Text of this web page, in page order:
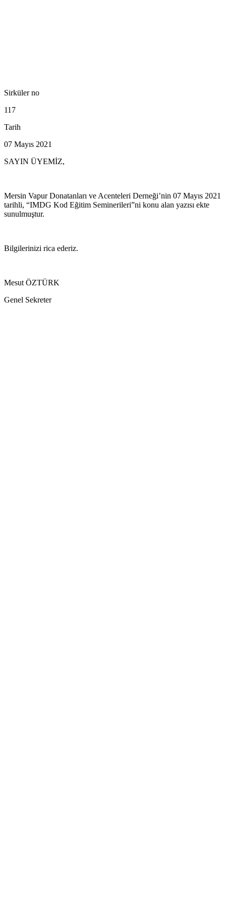
Sirküler no
117
Tarih
07 Mayıs 2021
SAYIN ÜYEMİZ,
Mersin Vapur Donatanları ve Acenteleri Derneği’nin 07 Mayıs 2021
tarihli, “IMDG Kod Eğitim Seminerileri”ni konu alan yazısı ekte
sunulmuştur.
Bilgilerinizi rica ederiz.
Mesut ÖZTÜRK
Genel Sekreter